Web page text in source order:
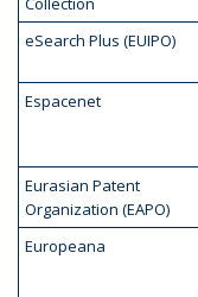
eSearch Plus (EUIPO)
Espacenet
Eurasian Patent
Organization (EAPO)
Europeana